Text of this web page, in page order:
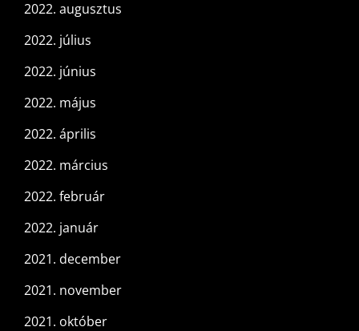
2022. augusztus
2022. július
2022. június
2022. május
2022. április
2022. március
2022. február
2022. január
2021. december
2021. november
2021. október